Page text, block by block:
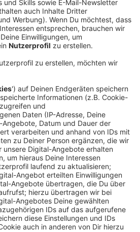
auf Radio Leverkusen
der Bund hält einen Tunnel
und das sei ein gutes
22.02.2024 10:42
FDP hat auf das vertrauliche
ist vor allem die
der Knackpunkt – er
Euro teurer werden als
Der Bund will dafür
Land müssten für Geld sorgen,
verhindern. Die FDP fordert die
Gespräche mit Land und
hat bereits angekündigt,